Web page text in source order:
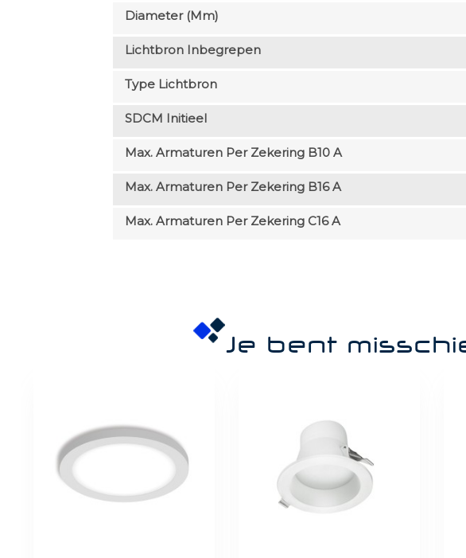
Diameter (mm)
Lichtbron Inbegrepen
Type Lichtbron
SDCM Initieel
Max. Armaturen Per Zekering B10 A
Max. Armaturen Per Zekering B16 A
Max. Armaturen Per Zekering C16 A
Je bent